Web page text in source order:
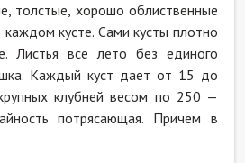
толстые, хорошо облиственные
кусте. Сами кусты плотно
Листья все лето без единого
Каждый куст дает от 15 до
клубней весом по 250 —
потрясающая. Причем в